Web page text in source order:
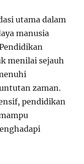
utama dalam
manusia
menilai sejauh
zaman.
pendidikan